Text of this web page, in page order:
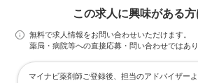
この求人に興味がある
無料で求人情報をお問い合わせいただけます。
薬局・病院等への直接応募・問い合わせではあ
マイナビ薬剤師ご登録後、担当のアドバイザーよ